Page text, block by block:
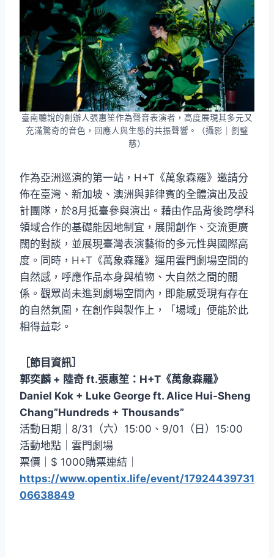
臺南聽說的創辦人張惠笙作為聲音表演者，高度展現其多元又
充滿驚奇的音色，回應人與生態的共振聲響。（攝影｜劉璧
慈）
作為亞洲巡演的第一站，H+T《萬象森羅》邀請分
佈在臺灣、新加坡、澳洲與菲律賓的全體演出及設
計團隊，於8月抵臺參與演出。藉由作品背後跨學科
領域合作的基礎能因地制宜，展開創作、交流更廣
闊的對談，並展現臺灣表演藝術的多元性與國際高
度。同時，H+T《萬象森羅》運用雲門劇場空間的
自然感，呼應作品本身與植物、大自然之間的關
係。觀眾尚未進到劇場空間內，即能感受現有存在
的自然氛圍，在創作與製作上，「場域」便能於此
相得益彰。
［節目資訊］
郭奕麟 + 陸奇 ft.張惠笙：H+T《萬象森羅》
Daniel Kok + Luke George ft. Alice Hui-Sheng
Chang”Hundreds + Thousands”
活動日期｜8/31（六）15:00、9/01（日）15:00
活動地點｜雲門劇場
票價｜$ 1000購票連結｜
https://www.opentix.life/event/17924439731
06638849